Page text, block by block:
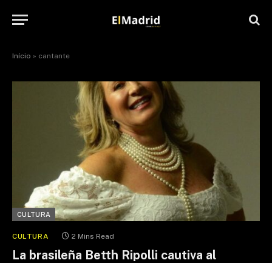
Início » cantante
CULTURA
CULTURA 2 Mins Read
La brasileña Betth Ripolli cautiva al